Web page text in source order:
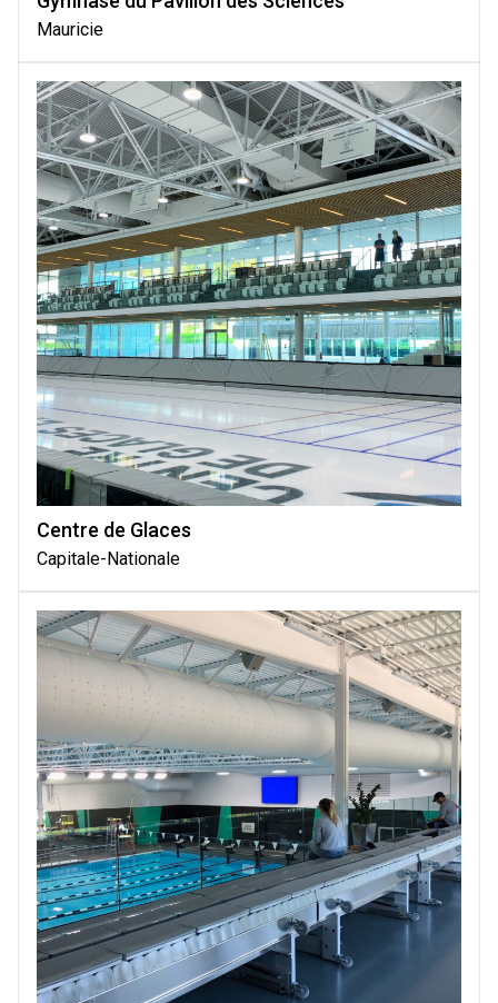
Mauricie
Centre de Glaces
Capitale-Nationale